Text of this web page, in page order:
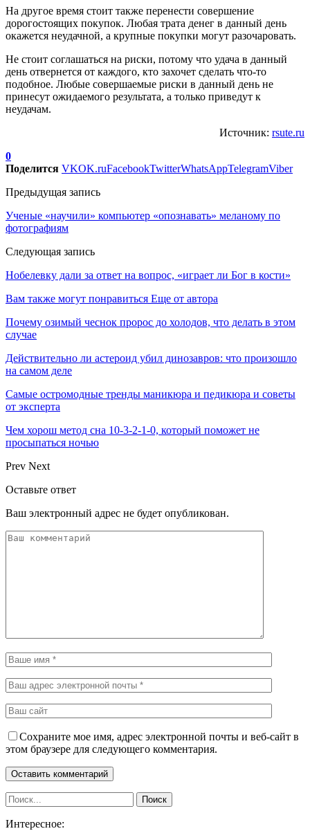
На другое время стоит также перенести совершение
дорогостоящих покупок. Любая трата денег в данный день
окажется неудачной, а крупные покупки могут разочаровать.
Не стоит соглашаться на риски, потому что удача в данный
день отвернется от каждого, кто захочет сделать что-то
подобное. Любые совершаемые риски в данный день не
принесут ожидаемого результата, а только приведут к
неудачам.
Источник: rsute.ru
0
Поделится VKOK.ruFacebookTwitterWhatsAppTelegramViber
Предыдущая запись
Ученые «научили» компьютер «опознавать» меланому по
фотографиям
Следующая запись
Нобелевку дали за ответ на вопрос, «играет ли Бог в кости»
Вам также могут понравиться Еще от автора
Почему озимый чеснок пророс до холодов, что делать в этом
случае
Действительно ли астероид убил динозавров: что произошло
на самом деле
Самые остромодные тренды маникюра и педикюра и советы
от эксперта
Чем хорош метод сна 10-3-2-1-0, который поможет не
просыпаться ночью
Prev Next
Оставьте ответ
Ваш электронный адрес не будет опубликован.
Сохраните мое имя, адрес электронной почты и веб-сайт в
этом браузере для следующего комментария.
Интересное: